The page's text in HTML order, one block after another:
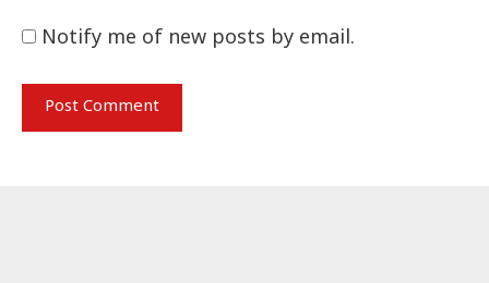
Notify me of new posts by email.